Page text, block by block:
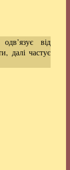
від
далі частує